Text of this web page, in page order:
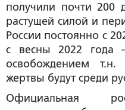
получили почти 200
растущей силой и
России постоянно с
с весны 2022 года
освобождением
жертвы будут среди
Официальная